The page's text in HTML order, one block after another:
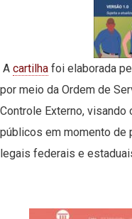
A cartilha foi elaborada
por meio da Ordem de
Controle Externo,
públicos em momento de
legais federais e